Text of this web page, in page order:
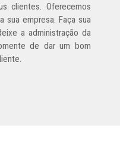
clientes. Oferecemos
sua empresa. Faça sua
a administração da
de dar um bom